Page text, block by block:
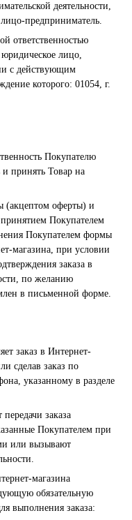
деятельности,
предприниматель.
ответственностью
лицо,
с действующим
которого: 01054, г.
Покупателю
и принять Товар на
(акцептом оферты) и
Покупателем
Покупателем формы
магазина, при условии
заказа в
по желанию
в письменной форме.
заказ в Интернет-
сделав заказ по
указанному в разделе
заказа
Покупателем при
или вызывают
магазина
обязательную
выполнения заказа: